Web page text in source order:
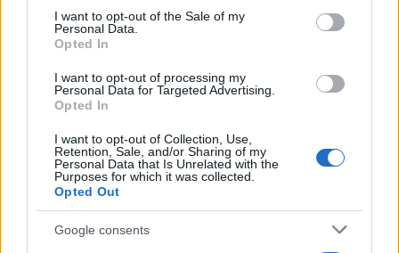
services and may gather and store information including but
not limited to your visit or usage behaviour. You may click to
grant or deny consent to Google and its third-party tags to
consent section.
I want to opt-out of the Sale of my
Personal Data.
Opted In
I want to opt-out of processing my
Personal Data for Targeted Advertising.
Opted In
I want to opt-out of Collection, Use,
Retention, Sale, and/or Sharing of my
Personal Data that Is Unrelated with the
Purposes for which it was collected.
Opted Out
Google consents
FRASI
Frasi celebri
Frasi da condividere
Poesie